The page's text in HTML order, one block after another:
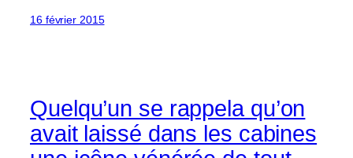
16 février 2015
Quelqu’un se rappela qu’on
avait laissé dans les cabines